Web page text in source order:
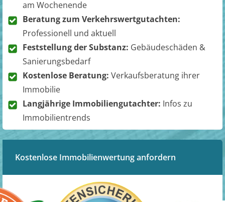
am Wochenende
Beratung zum Verkehrswertgutachten:
Professionell und aktuell
Feststellung der Substanz: Gebäudeschäden &
Sanierungsbedarf
Kostenlose Beratung: Verkaufsberatung ihrer
Immobilie
Langjährige Immobiliengutachter: Infos zu
Immobilientrends
Kostenlose Immobilienwertung anfordern